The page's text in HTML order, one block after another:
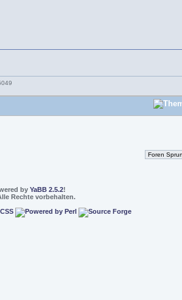
by YaBB 2.5.2!
Rechte vorbehalten.